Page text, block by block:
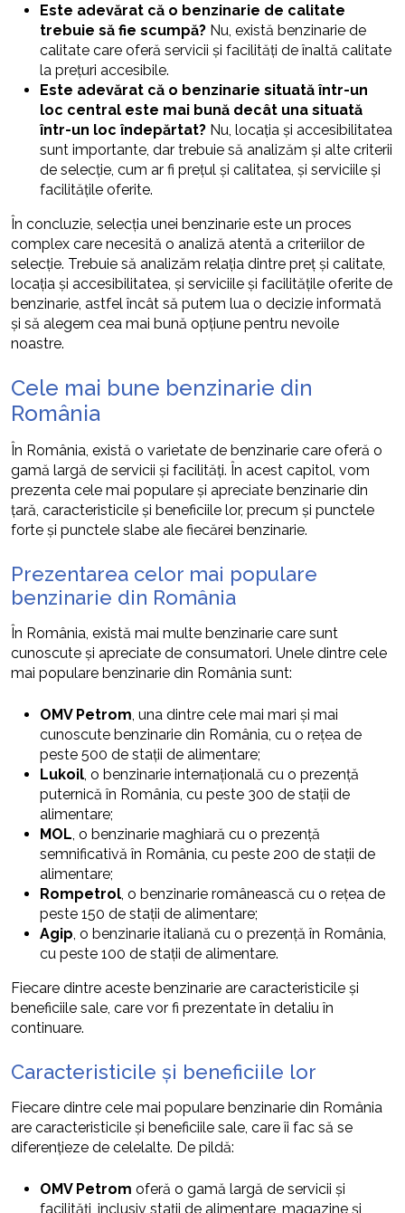
Este adevărat că o benzinarie de calitate
trebuie să fie scumpă? Nu, există benzinarie de
calitate care oferă servicii și facilități de înaltă calitate
la prețuri accesibile.
Este adevărat că o benzinarie situată într-un
loc central este mai bună decât una situată
într-un loc îndepărtat? Nu, locația și accesibilitatea
sunt importante, dar trebuie să analizăm și alte criterii
de selecție, cum ar fi prețul și calitatea, și serviciile și
facilitățile oferite.
În concluzie, selecția unei benzinarie este un proces
complex care necesită o analiză atentă a criteriilor de
selecție. Trebuie să analizăm relația dintre preț și calitate,
locația și accesibilitatea, și serviciile și facilitățile oferite de
benzinarie, astfel încât să putem lua o decizie informată
și să alegem cea mai bună opțiune pentru nevoile
noastre.
Cele mai bune benzinarie din
România
În România, există o varietate de benzinarie care oferă o
gamă largă de servicii și facilități. În acest capitol, vom
prezenta cele mai populare și apreciate benzinarie din
țară, caracteristicile și beneficiile lor, precum și punctele
forte și punctele slabe ale fiecărei benzinarie.
Prezentarea celor mai populare
benzinarie din România
În România, există mai multe benzinarie care sunt
cunoscute și apreciate de consumatori. Unele dintre cele
mai populare benzinarie din România sunt:
OMV Petrom, una dintre cele mai mari și mai
cunoscute benzinarie din România, cu o rețea de
peste 500 de stații de alimentare;
Lukoil, o benzinarie internațională cu o prezență
puternică în România, cu peste 300 de stații de
alimentare;
MOL, o benzinarie maghiară cu o prezență
semnificativă în România, cu peste 200 de stații de
alimentare;
Rompetrol, o benzinarie românească cu o rețea de
peste 150 de stații de alimentare;
Agip, o benzinarie italiană cu o prezență în România,
cu peste 100 de stații de alimentare.
Fiecare dintre aceste benzinarie are caracteristicile și
beneficiile sale, care vor fi prezentate în detaliu în
continuare.
Caracteristicile și beneficiile lor
Fiecare dintre cele mai populare benzinarie din România
are caracteristicile și beneficiile sale, care îi fac să se
diferențieze de celelalte. De pildă:
OMV Petrom oferă o gamă largă de servicii și
facilități, inclusiv stații de alimentare, magazine și